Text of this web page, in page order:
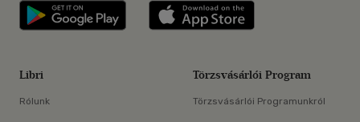
Libri applikáció Szerezd meg: Google
Libri
Rólunk
Törzsvásárlói Program
Törzsvásárlói Programunkról